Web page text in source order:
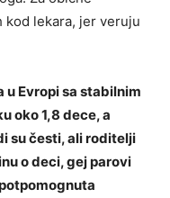
kod lekara, jer veruju
u Evropi sa stabilnim
oko 1,8 dece, a
su česti, ali roditelji
o deci, gej parovi